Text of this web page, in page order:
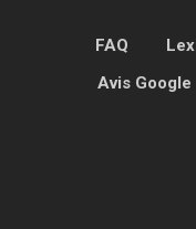
FAQ
Avis Google